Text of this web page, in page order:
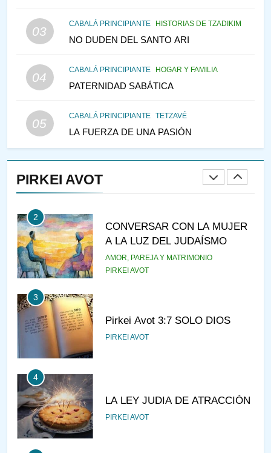
03
CABALÁ PRINCIPIANTE HISTORIAS DE TZADIKIM
NO DUDEN DEL SANTO ARI
04
CABALÁ PRINCIPIANTE HOGAR Y FAMILIA
PATERNIDAD SABÁTICA
05
CABALÁ PRINCIPIANTE TETZAVÉ
LA FUERZA DE UNA PASIÓN
PIRKEI AVOT
147
VEAMOS ¿POR QUÉ
LAS MUJERES
PENSAMIENTO JUDÍO PIRKEI AVOT
RAZI ¿QUIÉN ES SABIO?
2
AMOR, PAREJA Y MATRIMONIO
3
5